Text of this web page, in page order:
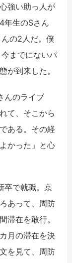
強い助っ人が
年生のSさん
の2人だ。僕
までにないパ
が到来した。
んのライブ
て、そこから
ある。その経
かった」と心
卒で就職。京
あって、周防
滞在を敢行。
月の滞在を決
を見て、周防